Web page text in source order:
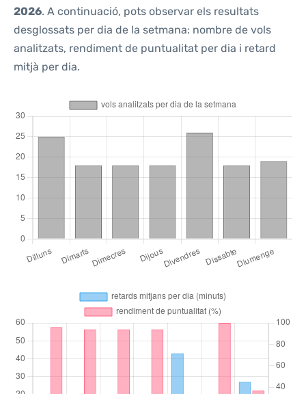
2026. A continuació, pots observar els resultats
desglossats per dia de la setmana: nombre de vols
analitzats, rendiment de puntualitat per dia i retard
mitjà per dia.